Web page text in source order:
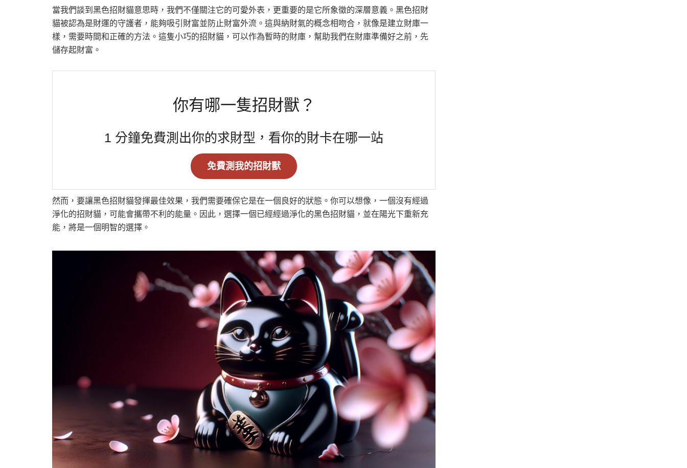
當我們談到黑色招財貓意思時，我們不僅關注它的可愛外表，更重要的是它所象徵的深層意義。黑色招財
貓被認為是財運的守護者，能夠吸引財富並防止財富外流。這與納財氣的概念相吻合，就像是建立財庫一
樣，需要時間和正確的方法。這隻小巧的招財貓，可以作為暫時的財庫，幫助我們在財庫準備好之前，先
儲存起財富。
你有哪一隻招財獸？
1 分鐘免費測出你的求財型，看你的財卡在哪一站
免費測我的招財獸
然而，要讓黑色招財貓發揮最佳效果，我們需要確保它是在一個良好的狀態。你可以想像，一個沒有經過
淨化的招財貓，可能會攜帶不利的能量。因此，選擇一個已經經過淨化的黑色招財貓，並在陽光下重新充
能，將是一個明智的選擇。